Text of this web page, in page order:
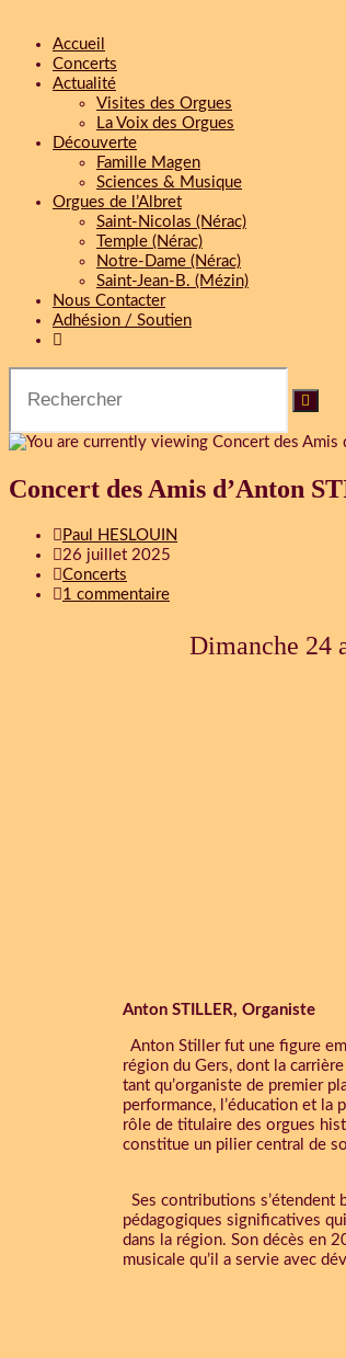
Accueil
Concerts
Actualité
Visites des Orgues
La Voix des Orgues
Découverte
Famille Magen
Sciences & Musique
Orgues de l’Albret
Saint-Nicolas (Nérac)
Temple (Nérac)
Notre-Dame (Nérac)
Saint-Jean-B. (Mézin)
Nous Contacter
Adhésion / Soutien
Concert des Amis d’Anton
Paul HESLOUIN
26 juillet 2025
Concerts
1 commentaire
Dimanche 24
Anton STILLER, Organiste
Anton Stiller fut une figure
région du Gers, dont la
tant qu’organiste de premier
performance, l’éducation et la
rôle de titulaire des orgues
constitue un pilier central de
Ses contributions s’étendent
pédagogiques significatives
dans la région. Son décès en
musicale qu’il a servie avec